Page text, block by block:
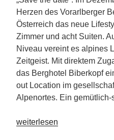
Herzen des Vorarlberger
Österreich das neue
Zimmer und acht Suiten.
Niveau vereint es alpines
Zeitgeist. Mit direktem
das Berghotel Biberkopf
out Location im
Alpenortes. Ein
„Berghotel
weiterlesen